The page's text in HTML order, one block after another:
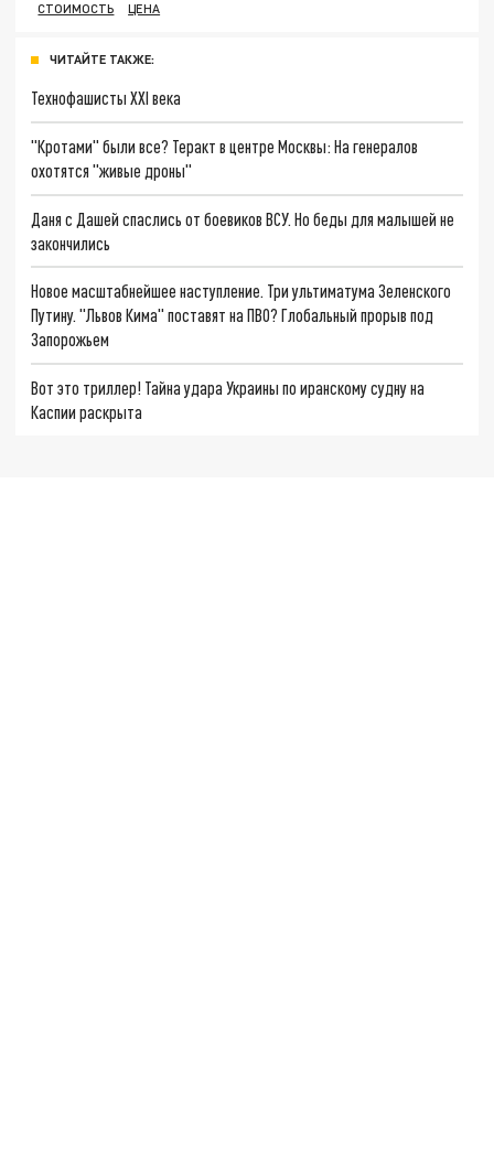
СТОИМОСТЬ
ЦЕНА
ЧИТАЙТЕ ТАКЖЕ:
Технофашисты XXI века
"Кротами" были все? Теракт в центре Москвы: На генералов
охотятся "живые дроны"
Даня с Дашей спаслись от боевиков ВСУ. Но беды для малышей не
закончились
Новое масштабнейшее наступление. Три ультиматума Зеленского
Путину. "Львов Кима" поставят на ПВО? Глобальный прорыв под
Запорожьем
Вот это триллер! Тайна удара Украины по иранскому судну на
Каспии раскрыта